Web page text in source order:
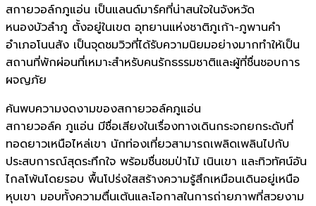
สกายวอล์กภูแอ่น เป็นแลนด์มาร์คที่น่าสนใจในจังหวัด
หนองบัวลำภู ตั้งอยู่ในเขต อุทยานแห่งชาติภูเก้า-ภูพานคำ
อำเภอโนนสัง เป็นจุดชมวิวที่ได้รับความนิยมอย่างมากทำให้เป็น
สถานที่พักผ่อนที่เหมาะสำหรับคนรักธรรมชาติและผู้ที่ชื่นชอบการ
ผจญภัย
ค้นพบความงดงามของสกายวอล์คภูแอ่น
สกายวอล์ค ภูแอ่น มีชื่อเสียงในเรื่องทางเดินกระจกยกระดับที่
ทอดยาวเหนือไหล่เขา นักท่องเที่ยวสามารถเพลิดเพลินไปกับ
ประสบการณ์สุดระทึกใจ พร้อมชื่นชมป่าไม้ เนินเขา และทิวทัศน์อัน
ไกลโพ้นโดยรอบ พื้นโปร่งใสสร้างความรู้สึกเหมือนเดินอยู่เหนือ
หุบเขา มอบทั้งความตื่นเต้นและโอกาสในการถ่ายภาพที่สวยงาม